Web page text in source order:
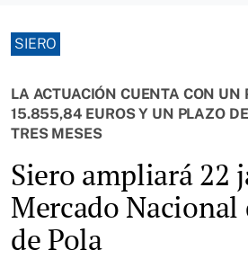
SIERO
LA ACTUACIÓN CUENTA CON UN
15.855,84 EUROS Y UN PLAZO
TRES MESES
Siero ampliará 22
Mercado Nacional
de Pola